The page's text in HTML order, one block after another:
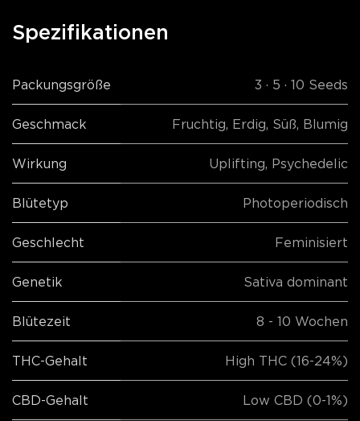
Spezifikationen
Packungsgröße 3 · 5 · 10 Seeds
Geschmack Fruchtig Erdig Süß Blumig
Wirkung Uplifting Psychedelic
Blütetyp Photoperiodisch
Geschlecht Feminisiert
Genetik Sativa dominant
Blütezeit 8 - 10 Wochen
THC-Gehalt High THC (16-24%)
CBD-Gehalt Low CBD (0-1%)